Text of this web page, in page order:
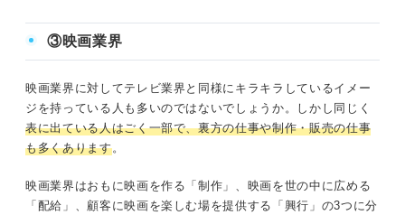
③映画業界
映画業界に対してテレビ業界と同様にキラキラしているイメー
ジを持っている人も多いのではないでしょうか。しかし同じく
表に出ている人はごく一部で、裏方の仕事や制作・販売の仕事
も多くあります。
映画業界はおもに映画を作る「制作」、映画を世の中に広める
「配給」、顧客に映画を楽しむ場を提供する「興行」の3つに分